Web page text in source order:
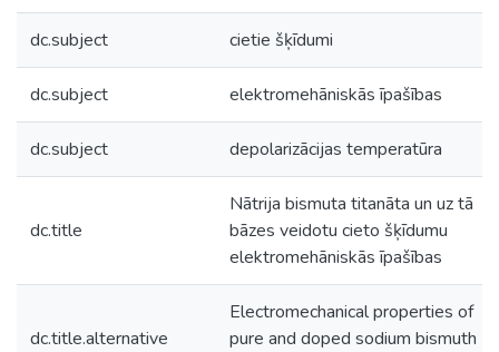
dc.subject cietie šķīdumi
dc.subject elektromehāniskās īpašības
dc.subject depolarizācijas temperatūra
dc.title
Nātrija bismuta titanāta un uz tā
bāzes veidotu cieto šķīdumu
elektromehāniskās īpašības
dc.title.alternative
Electromechanical properties of
pure and doped sodium bismuth